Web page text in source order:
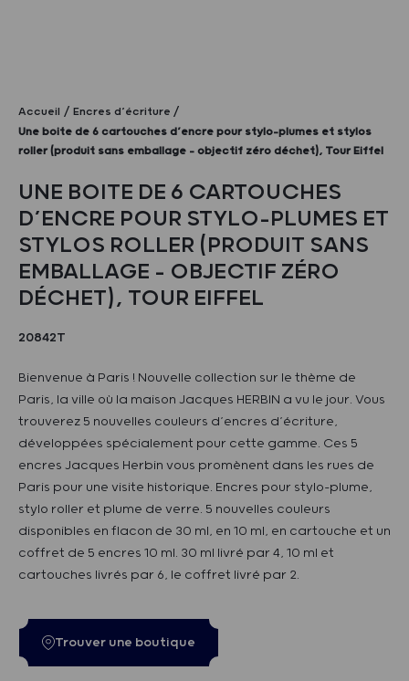
Accueil
Encres d’écriture
Une boite de 6 cartouches d’encre pour stylo-plumes et stylos
roller (produit sans emballage – objectif zéro déchet), Tour Eiffel
UNE BOITE DE 6 CARTOUCHES
D’ENCRE POUR STYLO-PLUMES ET
STYLOS ROLLER (PRODUIT SANS
EMBALLAGE – OBJECTIF ZÉRO
DÉCHET), TOUR EIFFEL
20842T
Bienvenue à Paris ! Nouvelle collection sur le thème de
Paris, la ville où la maison Jacques HERBIN a vu le jour. Vous
trouverez 5 nouvelles couleurs d’encres d’écriture,
développées spécialement pour cette gamme. Ces 5
encres Jacques Herbin vous promènent dans les rues de
Paris pour une visite historique. Encres pour stylo-plume,
stylo roller et plume de verre. 5 nouvelles couleurs
disponibles en flacon de 30 ml, en 10 ml, en cartouche et un
coffret de 5 encres 10 ml. 30 ml livré par 4, 10 ml et
cartouches livrés par 6, le coffret livré par 2.
Trouver une boutique